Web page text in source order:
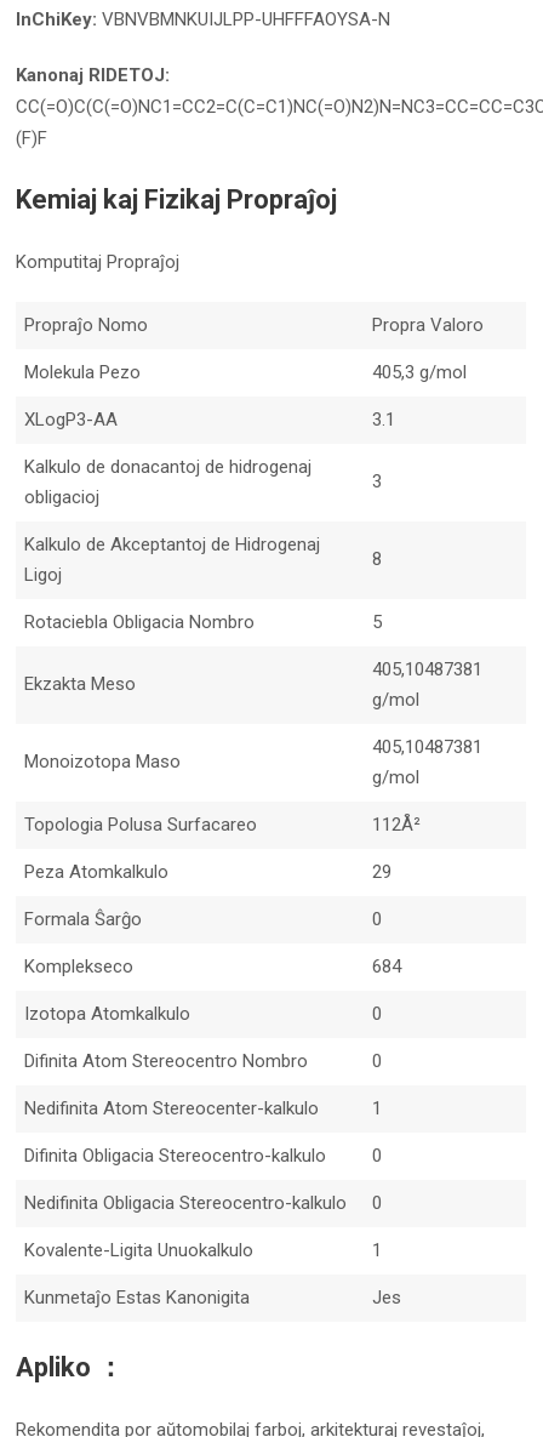
InChiKey: VBNVBMNKUIJLPP-UHFFFAOYSA-N
Kanonaj RIDETOJ:
(F)F
Kemiaj kaj Fizikaj Propraĵoj
Komputitaj Propraĵoj
Propraĵo Nomo Propra Valoro
Molekula Pezo 405,3 g/mol
XLogP3-AA 3.1
Kalkulo de donacantoj de hidrogenaj
obligacioj
3
Kalkulo de Akceptantoj de Hidrogenaj
Ligoj
8
Rotaciebla Obligacia Nombro 5
Ekzakta Meso
405,10487381
g/mol
Monoizotopa Maso
405,10487381
g/mol
Topologia Polusa Surfacareo 112Å²
Peza Atomkalkulo 29
Formala Ŝarĝo 0
Komplekseco 684
Izotopa Atomkalkulo 0
Difinita Atom Stereocentro Nombro 0
Nedifinita Atom Stereocenter-kalkulo 1
Difinita Obligacia Stereocentro-kalkulo 0
Nedifinita Obligacia Stereocentro-kalkulo 0
Kovalente-Ligita Unuokalkulo 1
Kunmetaĵo Estas Kanonigita Jes
Apliko ：
Rekomendita por aŭtomobilaj farboj, arkitekturaj revestaĵoj,